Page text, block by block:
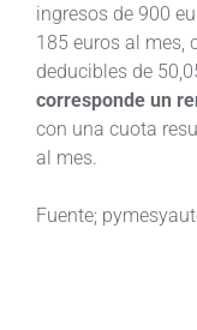
ingresos de 900
185 euros al mes,
deducibles de
corresponde un
con una cuota
al mes.
Fuente;